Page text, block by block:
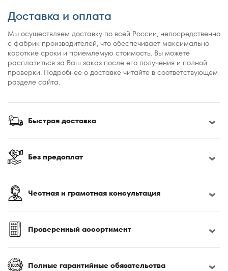
Доставка и оплата
Мы осуществляем доставку по всей России, непосредственно
с фабрик производителей, что обеспечивает максимально
короткие сроки и приемлемую стоимость. Вы можете
расплатиться за Ваш заказ после его получения и полной
проверки. Подробнее о доставке читайте в соответствующем
разделе сайта.
Быстрая доставка
Без предоплат
Честная и грамотная консультация
Проверенный ассортимент
Полные гарантийные обязательства